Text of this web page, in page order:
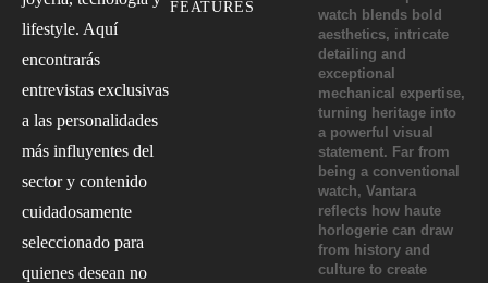
lifestyle. Aquí
encontrarás
entrevistas exclusivas
a las personalidades
más influyentes del
sector y contenido
cuidadosamente
seleccionado para
quienes desean no
FEATURES